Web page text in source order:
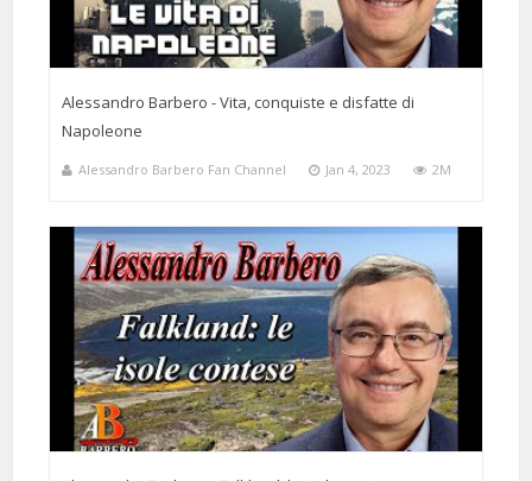
Alessandro Barbero - Vita, conquiste e disfatte di
Napoleone
Alessandro Barbero Fan Channel Jan 4, 2023 2M